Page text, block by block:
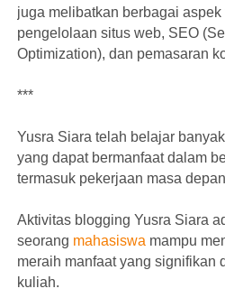
juga melibatkan berbagai aspek
pengelolaan situs web, SEO
Optimization), dan pemasaran
***
Yusra Siara telah belajar
yang dapat bermanfaat dalam
termasuk pekerjaan masa
Aktivitas blogging Yusra Siara
seorang mahasiswa mampu
meraih manfaat yang signifikan
kuliah.